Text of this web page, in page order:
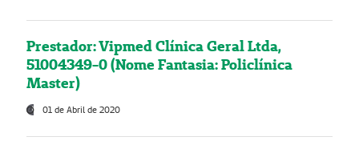
Prestador: Vipmed Clínica Geral Ltda,
51004349-0 (Nome Fantasia: Policlínica
Master)
01 de Abril de 2020